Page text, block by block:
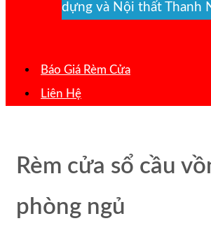
dựng và Nội thất Thanh
Báo Giá Rèm Cửa
Liên Hệ
Rèm cửa sổ cầu
phòng ngủ